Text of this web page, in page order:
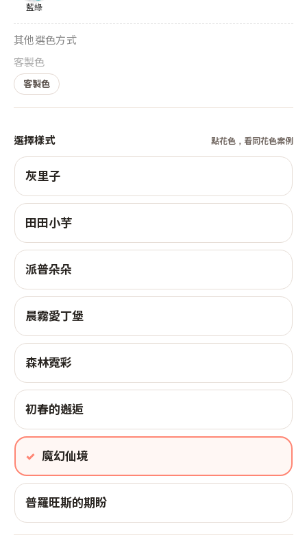
藍綠
其他選色方式
客製色
客製色
選擇樣式 點花色，看同花色案例
灰里子
田田小芋
派普朵朵
晨霧愛丁堡
森林霓彩
初春的邂逅
魔幻仙境
普羅旺斯的期盼